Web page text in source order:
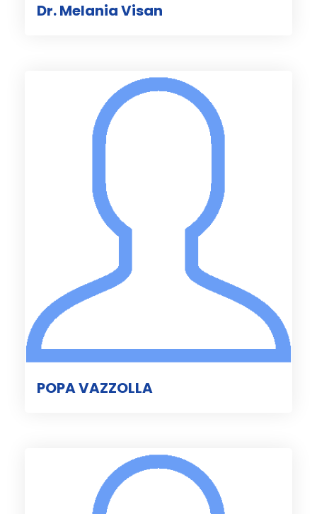
Dr. Melania Visan
POPA VAZZOLLA